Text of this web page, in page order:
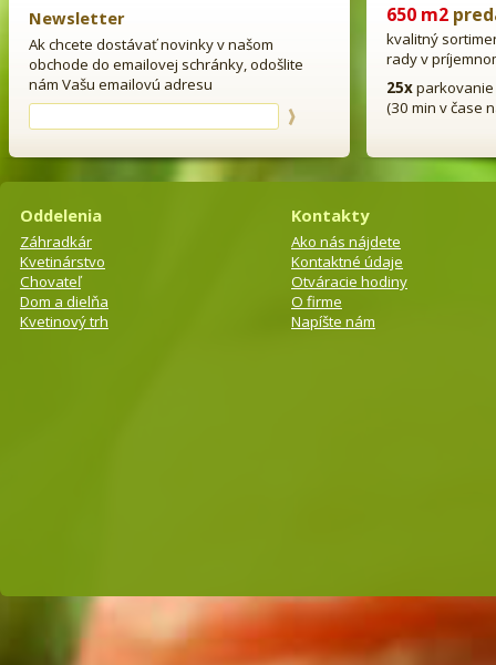
Newsletter
Ak chcete dostávať novinky v našom
obchode do emailovej schránky, odošlite
nám Vašu emailovú adresu
650 m2
kvalitný
rady v
25x
(30 min v čase
Oddelenia
Záhradkár
Kvetinárstvo
Chovateľ
Dom a dielňa
Kvetinový trh
Kontakty
Ako nás nájdete
Kontaktné údaje
Otváracie hodiny
O firme
Napíšte nám